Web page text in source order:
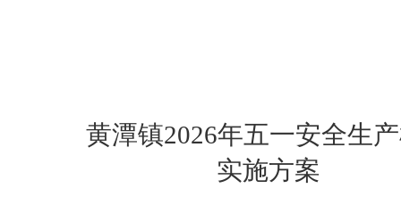
黄潭镇2026年五一安全生
实施方案